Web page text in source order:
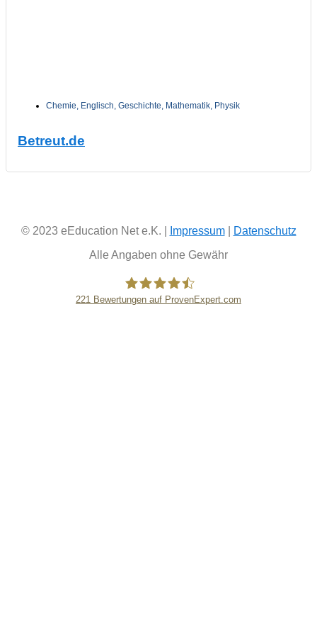
Chemie, Englisch, Geschichte, Mathematik, Physik
Betreut.de
© 2023 eEducation Net e.K. | Impressum|
Datenschutz
Alle Angaben ohne Gewähr
221 Bewertungen auf ProvenExpert.com